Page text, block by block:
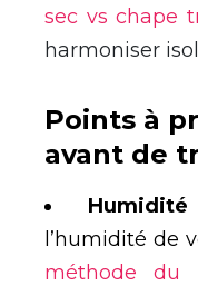
sec vs chape
harmoniser
Points à
avant de
l’humidité de
méthode du